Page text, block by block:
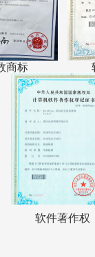
商标
软件著作权